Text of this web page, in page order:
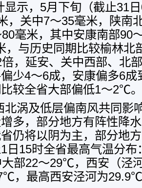
显示，5月下旬（截止31
，关中7～35毫米，陕南
毫米，其中安康南部90
，与历史同期比较榆林北
，延安、关中西部、北
少4～6成，安康偏多6成
较全省大部偏低1～2℃。
北涡及低层偏南风共同影
多，部分地方有阵性降
仍将以阴为主，部分地
日15时全省最高气温分布
部22～29℃，西安（泾
，最高西安泾河为